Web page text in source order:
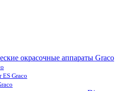
окрасочные аппараты Graco
Graco